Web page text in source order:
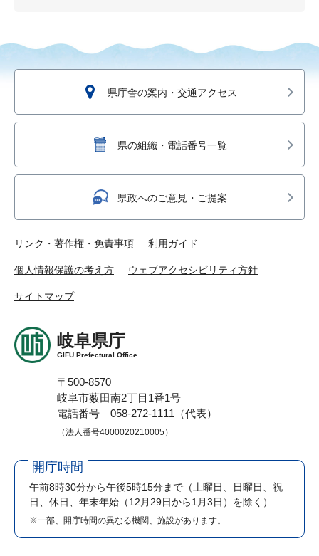
県庁舎の案内・交通アクセス
県の組織・電話番号一覧
県政へのご意見・ご提案
リンク・著作権・免責事項 利用ガイド
個人情報保護の考え方 ウェブアクセシビリティ方針
サイトマップ
岐阜県庁
GIFU Prefectural Office
〒500-8570
岐阜市薮田南2丁目1番1号
電話番号 058-272-1111（代表）
（法人番号4000020210005）
開庁時間
午前8時30分から午後5時15分まで （土曜日、日曜日、祝
日、休日、年末年始（12月29日から1月3日）を除く）
※一部、開庁時間の異なる機関、施設があります。